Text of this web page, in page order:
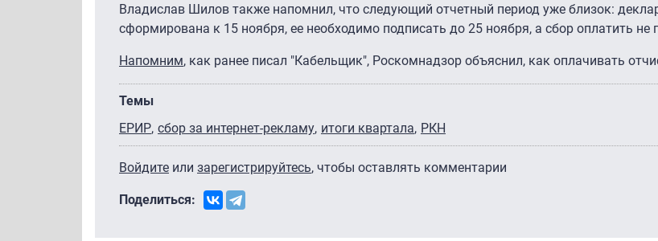
Владислав Шилов также напомнил, что следующий отчетный период уже близок:
сформирована к 15 ноября, ее необходимо подписать до 25 ноября, а сбор оплатить не
Напомним, как ранее писал "Кабельщик", Роскомнадзор объяснил, как оплачивать
Темы
ЕРИР сбор за интернет-рекламу итоги квартала РКН
Войдите или зарегистрируйтесь, чтобы оставлять комментарии
Поделиться: